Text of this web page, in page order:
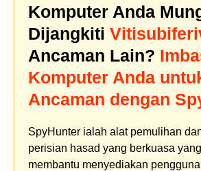
Komputer Anda
Dijangkiti
Ancaman Lain?
Komputer Anda
Ancaman dengan
SpyHunter ialah alat pemulihan
perisian hasad yang berkuasa
membantu menyediakan